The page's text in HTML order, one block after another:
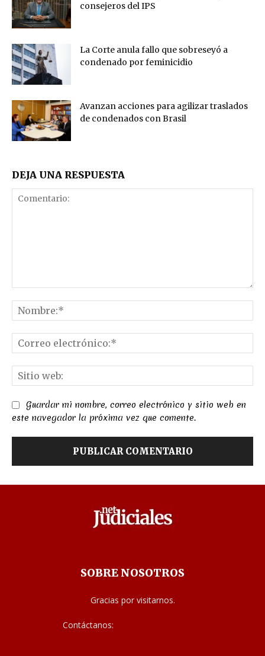
consejeros del IPS
La Corte anula fallo que sobreseyó a
condenado por feminicidio
Avanzan acciones para agilizar traslados
de condenados con Brasil
DEJA UNA RESPUESTA
Guardar mi nombre, correo electrónico y sitio web en
este navegador la próxima vez que comente.
SOBRE NOSOTROS
Gracias por visitarnos.
Contáctanos: